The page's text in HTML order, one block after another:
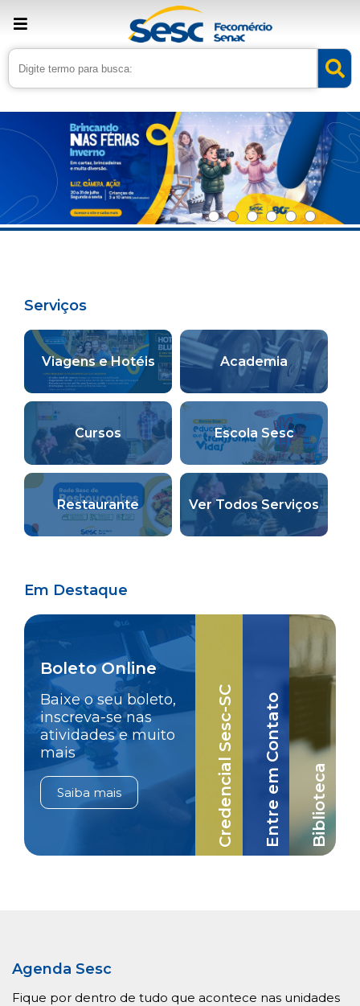
Serviços
Viagens e Hotéis Academia
Cursos Escola Sesc
Restaurante Ver Todos Serviços
Em Destaque
Boleto Online
Baixe o seu boleto,
inscreva-se nas
atividades e muito
mais
Saiba mais Credencial Sesc-SC Entre em Contato Biblioteca
Agenda Sesc
Fique por dentro de tudo que acontece nas unidades